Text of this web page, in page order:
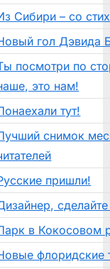
Сибири – со
гол Дэвида
посмотри по
это нам!
тут!
снимок
пришли!
в Кокосовом
флоридские